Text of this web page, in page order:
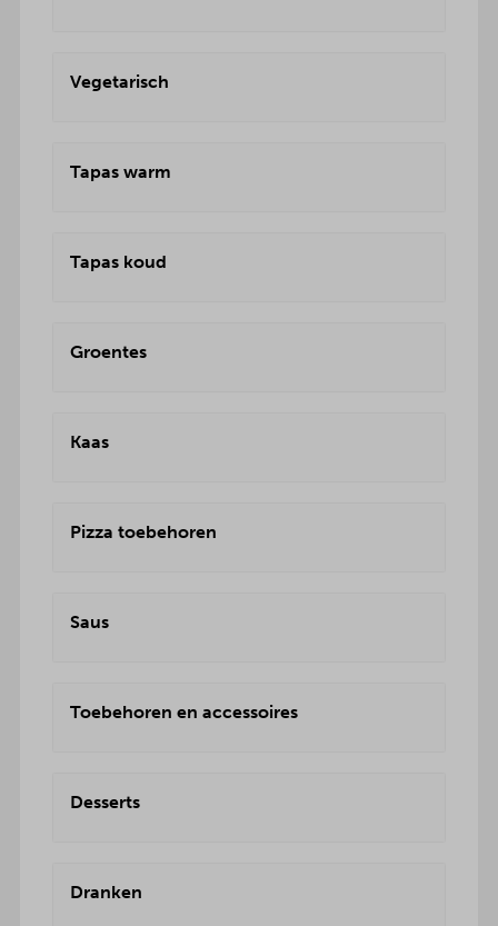
Vegetarisch
Tapas warm
Tapas koud
Groentes
Kaas
Pizza toebehoren
Saus
Toebehoren en accessoires
Desserts
Dranken